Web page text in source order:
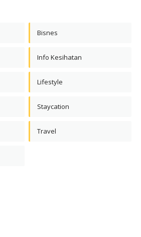
Bisnes
Info Kesihatan
Lifestyle
Staycation
Travel